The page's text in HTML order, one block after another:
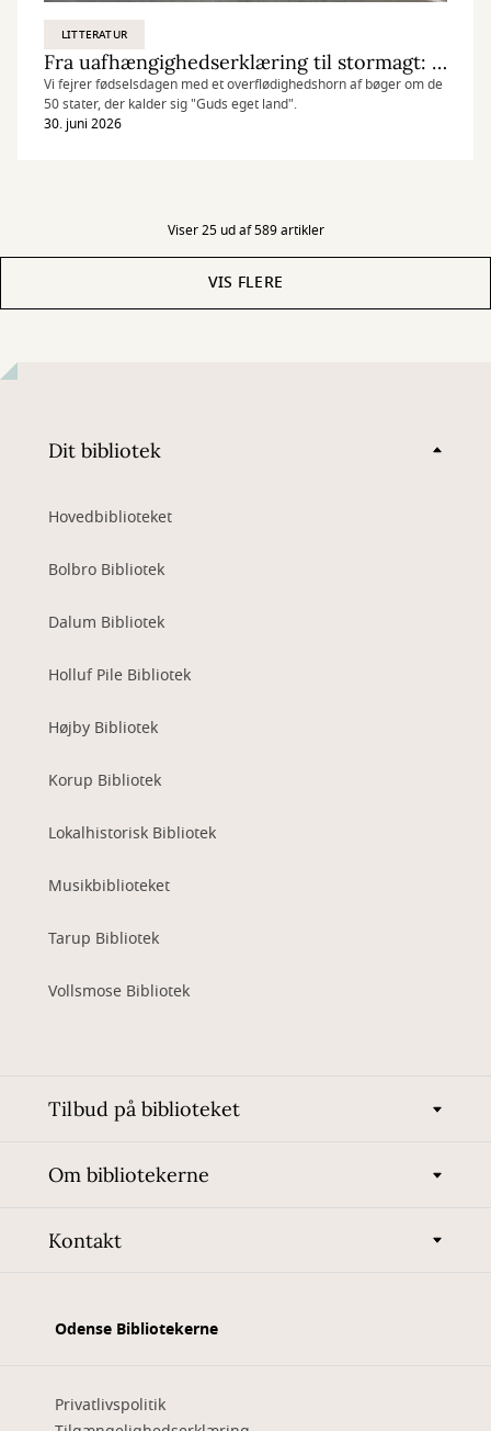
LITTERATUR
Fra uafhængighedserklæring til stormagt: USA 250 år
Vi fejrer fødselsdagen med et overflødighedshorn af bøger om de
50 stater, der kalder sig "Guds eget land".
30. juni 2026
Viser 25 ud af 589 artikler
VIS FLERE
Dit bibliotek
Hovedbiblioteket
Bolbro Bibliotek
Dalum Bibliotek
Holluf Pile Bibliotek
Højby Bibliotek
Korup Bibliotek
Lokalhistorisk Bibliotek
Musikbiblioteket
Tarup Bibliotek
Vollsmose Bibliotek
Tilbud på biblioteket
Om bibliotekerne
Kontakt
Odense Bibliotekerne
Privatlivspolitik